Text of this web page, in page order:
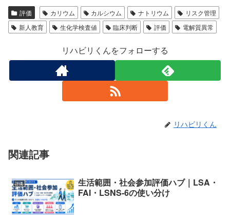
評価 カリウム カルシウム ナトリウム
リスク管理
新人教育
生化学検査値 臨床判断 評価 電解質異常
リハビリくんをフォローする
リハビリくん
関連記事
評価
生活範囲・社会参加評価ハブ｜LSA・
FAI・LSNS-6の使い分け